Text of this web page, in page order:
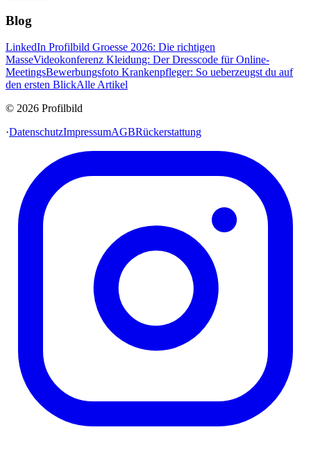
Blog
LinkedIn Profilbild Groesse 2026: Die richtigen
MasseVideokonferenz Kleidung: Der Dresscode für Online-
MeetingsBewerbungsfoto Krankenpfleger: So ueberzeugst du auf
den ersten BlickAlle Artikel
© 2026 Profilbild
·DatenschutzImpressumAGBRückerstattung